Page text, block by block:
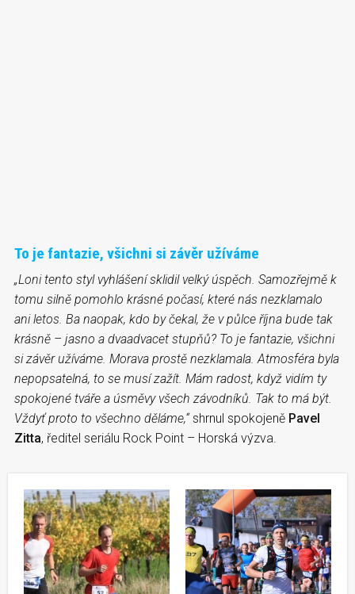
To je fantazie, všichni si závěr užíváme
„Loni tento styl vyhlášení sklidil velký úspěch. Samozřejmě k
tomu silně pomohlo krásné počasí, které nás nezklamalo
ani letos. Ba naopak, kdo by čekal, že v půlce října bude tak
krásně – jasno a dvaadvacet stupňů? To je fantazie, všichni
si závěr užíváme. Morava prostě nezklamala. Atmosféra byla
nepopsatelná, to se musí zažít. Mám radost, když vidím ty
spokojené tváře a úsměvy všech závodníků. Tak to má být.
Vždyť proto to všechno děláme,“shrnul spokojeně Pavel
Zitta, ředitel seriálu Rock Point – Horská výzva.